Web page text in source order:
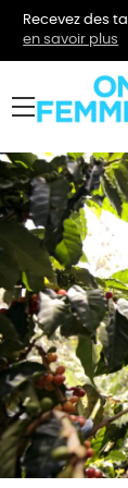
Recevez des
en savoir plus
menu